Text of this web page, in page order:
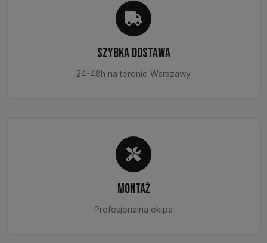
SZYBKA DOSTAWA
24-48h na terenie Warszawy
MONTAŻ
Profesjonalna ekipa